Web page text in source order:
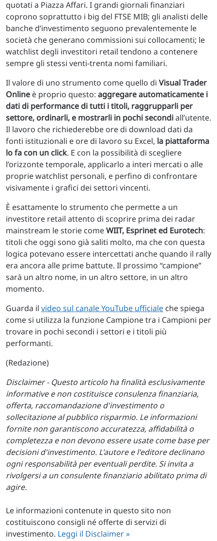
quotati a Piazza Affari. I grandi giornali finanziari
coprono soprattutto i big del FTSE MIB; gli analisti delle
banche d’investimento seguono prevalentemente le
società che generano commissioni sui collocamenti; le
watchlist degli investitori retail tendono a contenere
sempre gli stessi venti-trenta nomi familiari.
Il valore di uno strumento come quello di Visual Trader
Online è proprio questo: aggregare automaticamente i
dati di performance di tutti i titoli, raggrupparli per
settore, ordinarli, e mostrarli in pochi secondiall’utente.
Il lavoro che richiederebbe ore di download dati da
fonti istituzionali e ore di lavoro su Excel, la piattaforma
lo fa con un click. E con la possibilità di scegliere
l’orizzonte temporale, applicarlo a interi mercati o alle
proprie watchlist personali, e perfino di confrontare
visivamente i grafici dei settori vincenti.
È esattamente lo strumento che permette a un
investitore retail attento di scoprire prima dei radar
mainstream le storie comeWIIT, Esprinet ed Eurotech:
titoli che oggi sono già saliti molto, ma che con questa
logica potevano essere intercettati anche quando il rally
era ancora alle prime battute. Il prossimo “campione”
sarà un altro nome, in un altro settore, in un altro
momento.
Guarda il video sul canale YouTube ufficiale che spiega
come si utilizza la funzione Campione tra i Campioni per
trovare in pochi secondi i settori e i titoli più
performanti.
(Redazione)
Disclaimer - Questo articolo ha finalità esclusivamente
informative e non costituisce consulenza finanziaria,
offerta, raccomandazione d'investimento o
sollecitazione al pubblico risparmio. Le informazioni
fornite non garantiscono accuratezza, affidabilità o
completezza e non devono essere usate come base per
decisioni d'investimento. L'autore e l'editore declinano
ogni responsabilità per eventuali perdite. Si invita a
rivolgersi a un consulente finanziario abilitato prima di
agire.
Le informazioni contenute in questo sito non
costituiscono consigli né offerte di servizi di
investimento. Leggi il Disclaimer »